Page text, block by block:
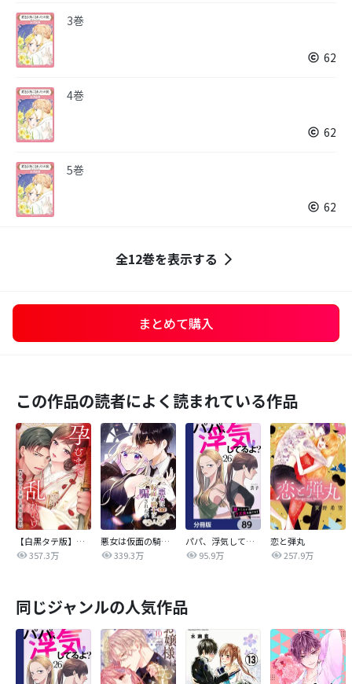
3巻
62
4巻
62
5巻
62
全12巻を表示する
まとめて購入
この作品の読者によく読まれている作品
【白黒タテ版】孕むまで乱れいけ～身代わり花嫁と軍服の猛愛
357.3万
悪女は仮面の騎士に騙されない
339.3万
パパ、浮気してるよ？娘と二人でクズ夫を捨てます【分冊版】
95.9万
恋と弾丸
257.9万
同じジャンルの人気作品